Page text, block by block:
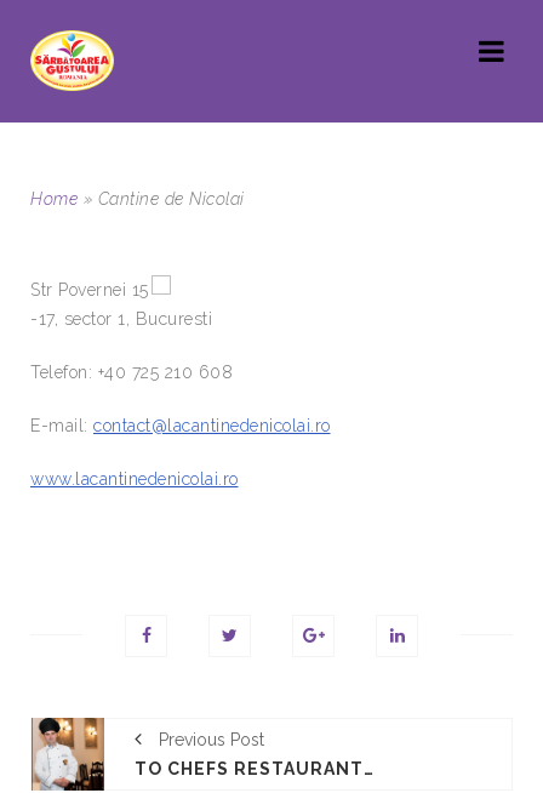
Home » Cantine de Nicolai
Str Povernei 15
-17, sector 1, Bucuresti
Telefon: +40 725 210 608
E-mail: contact@lacantinedenicolai.ro
www.lacantinedenicolai.ro
Previous Post
TO CHEFS RESTAURANT - ORADEA